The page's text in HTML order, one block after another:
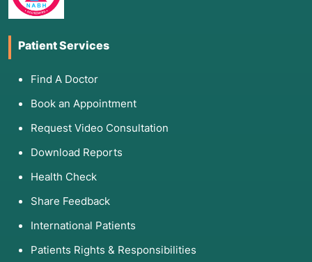
Patient Services
Find A Doctor
Book an Appointment
Request Video Consultation
Download Reports
Health Check
Share Feedback
International Patients
Patients Rights & Responsibilities